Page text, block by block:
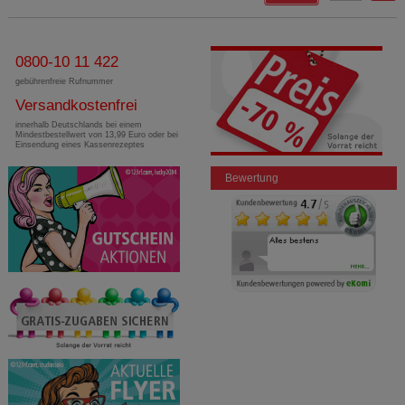
0800-10 11 422
gebührenfreie Rufnummer
Versandkostenfrei
innerhalb Deutschlands bei einem
Mindestbestellwert von 13,99 Euro oder bei
Einsendung eines Kassenrezeptes
Bewertung